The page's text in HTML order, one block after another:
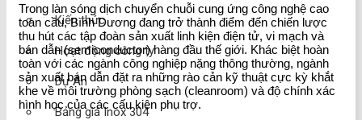
Kiến thức
Hoạt động công ty
Dự Án
Bảng giá Inox 304
Trong làn sóng dịch chuyển chuỗi cung ứng công nghệ cao
toàn cầu, Bình Dương đang trở thành điểm đến chiến lược
thu hút các tập đoàn sản xuất linh kiện điện tử, vi mạch và
bán dẫn (semiconductor) hàng đầu thế giới. Khác biệt hoàn
toàn với các ngành công nghiệp nặng thông thường, ngành
sản xuất bán dẫn đặt ra những rào cản kỹ thuật cực kỳ khắt
khe về môi trường phòng sạch (cleanroom) và độ chính xác
hình học của các cấu kiện phụ trợ.